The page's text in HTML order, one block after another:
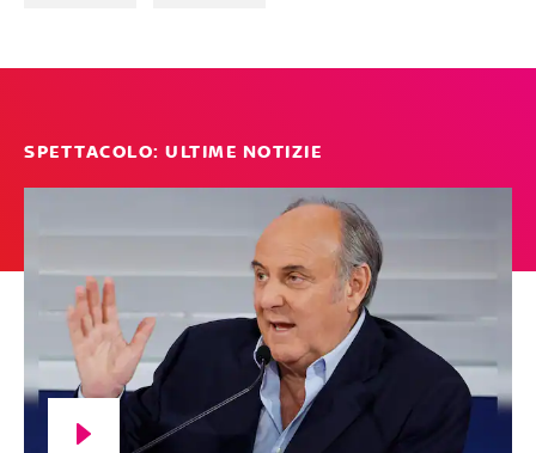
SPETTACOLO: ULTIME NOTIZIE